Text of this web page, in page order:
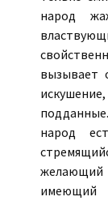
народ
вызывает
народ
имеющий